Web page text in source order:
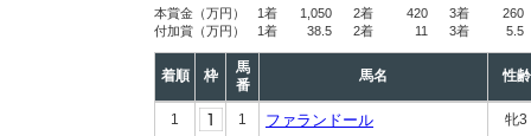
本賞金 （万円） 1着 1,050 2着 420 3着
260
付加賞 （万円） 1着 38.5 2着 11 3着 5.5
着順 枠
馬
番
馬名 性齢
1 1 ファランドール 牝3